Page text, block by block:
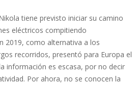
tiene previsto iniciar su camino
eléctricos compitiendo
2019, como alternativa a los
recorridos, presentó para Europa el
información es escasa, por no decir
Por ahora, no se conocen la